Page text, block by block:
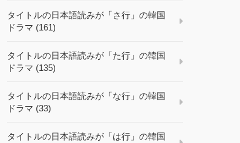
タイトルの日本語読みが「さ行」の韓国
ドラマ (161)
タイトルの日本語読みが「た行」の韓国
ドラマ (135)
タイトルの日本語読みが「な行」の韓国
ドラマ (33)
タイトルの日本語読みが「は行」の韓国